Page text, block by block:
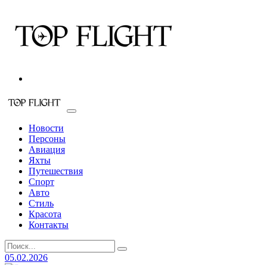
Новости
Персоны
Авиация
Яхты
Путешествия
Спорт
Авто
Стиль
Красота
Контакты
05.02.2026